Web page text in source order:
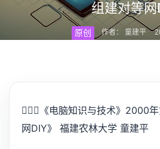
组建对等网
原创 作者： 童建平
💁🏻‍♂️ 《电脑知识与技术》2000
网DIY》 福建农林大学 童建平